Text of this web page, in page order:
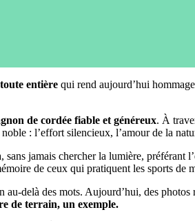
entière qui rend aujourd’hui
de cordée fiable et généreux. À
: l’effort silencieux, l’amour de la
sans jamais chercher la lumière, préférant
de ceux qui pratiquent les sports de
delà des mots. Aujourd’hui, des
de terrain, un exemple.